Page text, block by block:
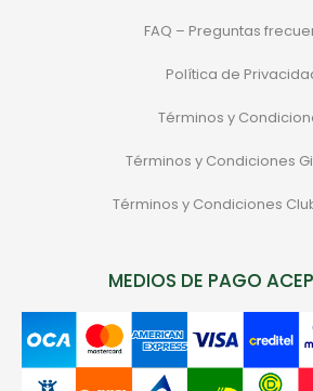
FAQ – Preguntas
Política de
Términos y
Términos y Condiciones
Términos y Condiciones
MEDIOS DE PAGO